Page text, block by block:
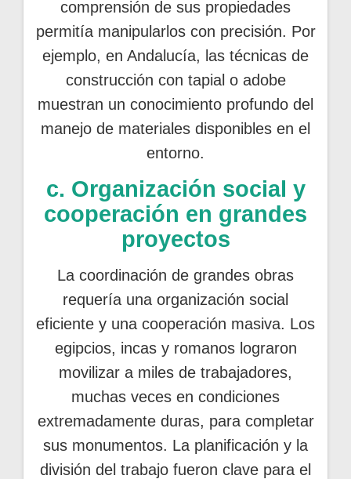
comprensión de sus propiedades
permitía manipularlos con precisión. Por
ejemplo, en Andalucía, las técnicas de
construcción con tapial o adobe
muestran un conocimiento profundo del
manejo de materiales disponibles en el
entorno.
c. Organización social y
cooperación en grandes
proyectos
La coordinación de grandes obras
requería una organización social
eficiente y una cooperación masiva. Los
egipcios, incas y romanos lograron
movilizar a miles de trabajadores,
muchas veces en condiciones
extremadamente duras, para completar
sus monumentos. La planificación y la
división del trabajo fueron clave para el